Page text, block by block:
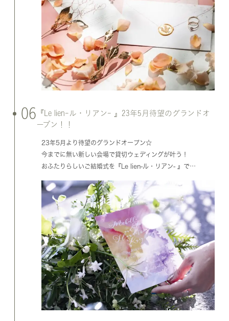
06 『Le lien-ル・リアン- 』23年5月待望のグランドオ
ープン！！
23年5月より待望のグランドオープン☆
今までに無い新しい会場で貸切ウェディングが叶う！
おふたりらしいご結婚式を『Le lien-ル・リアン- 』で…